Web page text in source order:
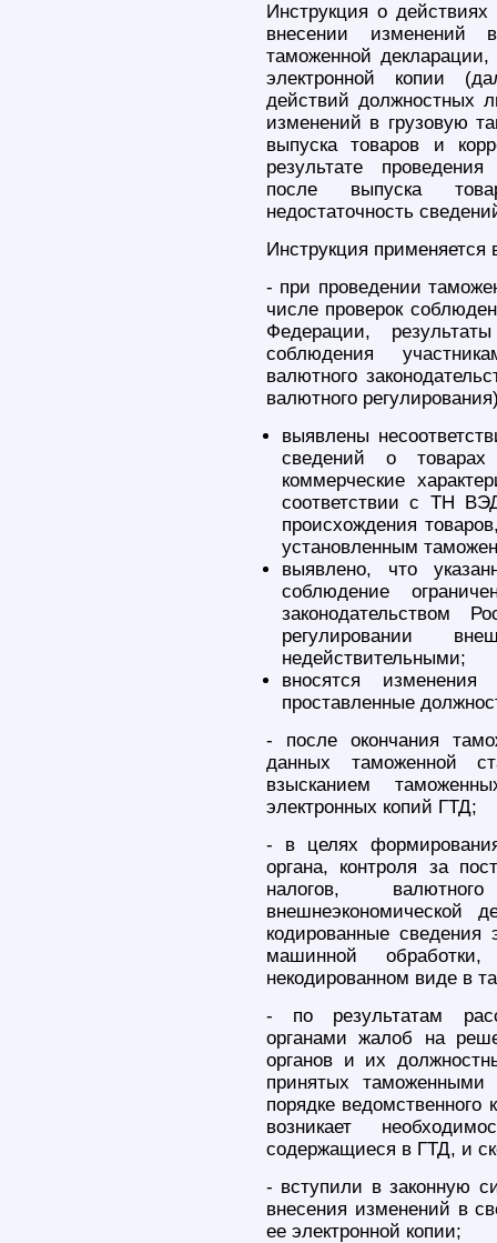
Инструкция о
внесении изменений
таможенной декларации,
электронной копии
действий должностных
изменений в грузовую
выпуска товаров и
результате
после выпуска
недостаточность
Инструкция применяется
- при проведении
числе проверок
Федерации,
соблюдения
валютного
валютного
выявлены
сведений о
коммерческие
соответствии с ТН
происхождения
установленным
выявлено, что
соблюдение
законодательством
регулировании
недействительными;
вносятся
проставленные
- после окончания
данных таможенной
взысканием
электронных копий ГТД;
- в целях
органа, контроля за
налогов,
внешнеэкономической
кодированные
машинной
некодированном виде в
- по результатам
органами жалоб на
органов и их
принятых
порядке ведомственного
возникает
содержащиеся в ГТД, и
- вступили в законную
внесения изменений в
ее электронной копии;